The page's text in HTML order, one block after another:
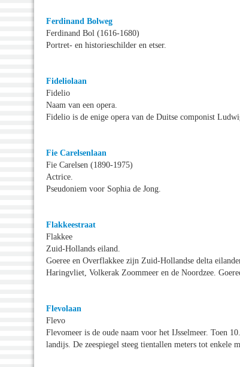
Ferdinand Bolweg
Ferdinand Bol (1616-1680)
Portret- en historieschilder en etser.
Fideliolaan
Fidelio
Naam van een opera.
Fidelio is de enige opera van de Duitse componist
Fie Carelsenlaan
Fie Carelsen (1890-1975)
Actrice.
Pseudoniem voor Sophia de Jong.
Flakkeestraat
Flakkee
Zuid-Hollands eiland.
Goeree en Overflakkee zijn Zuid-Hollandse delta
Haringvliet, Volkerak Zoommeer en de Noordzee.
Flevolaan
Flevo
Flevomeer is de oude naam voor het IJsselmeer. Toen
landijs. De zeespiegel steeg tientallen meters tot enkele